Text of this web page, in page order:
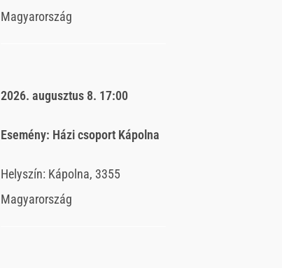
Magyarország
2026. augusztus 8. 17:00
Esemény: Házi csoport Kápolna
Helyszín: Kápolna, 3355
Magyarország